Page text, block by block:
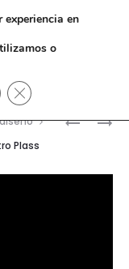
LÁMPARA
GLOBO
Plass
en
o
Cerrar el banner de